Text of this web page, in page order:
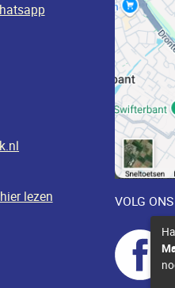
lezen VOLG